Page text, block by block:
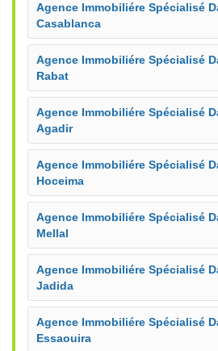
Agence Immobiliére Spécialisé
Casablanca
Agence Immobiliére Spécialisé
Rabat
Agence Immobiliére Spécialisé
Agadir
Agence Immobiliére Spécialisé
Hoceima
Agence Immobiliére Spécialisé
Mellal
Agence Immobiliére Spécialisé
Jadida
Agence Immobiliére Spécialisé
Essaouira